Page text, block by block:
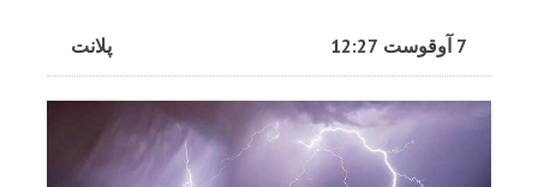
پلانت 7 آوقوست 12:27